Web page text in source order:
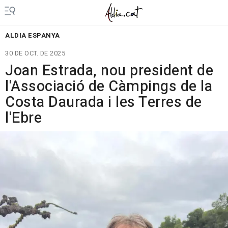
ALDIA ESPANYA
30 DE OCT. DE 2025
Joan Estrada, nou president de
l'Associació de Càmpings de la
Costa Daurada i les Terres de
l'Ebre